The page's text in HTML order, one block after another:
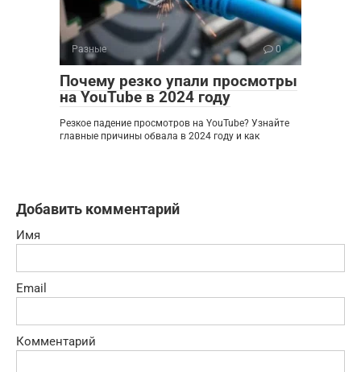
Разные 0
Почему резко упали просмотры
на YouTube в 2024 году
Резкое падение просмотров на YouTube? Узнайте
главные причины обвала в 2024 году и как
Добавить комментарий
Имя
Email
Комментарий